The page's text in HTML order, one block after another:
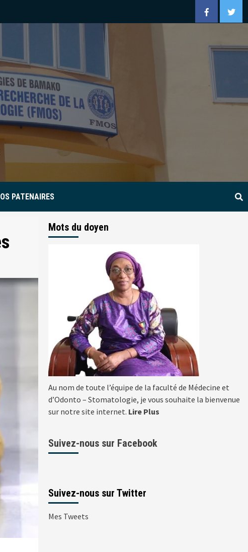
Facebook
PATENAIRES
Mots du doyen
Au nom de toute l’équipe de la faculté de Médecine et
d’Odonto – Stomatologie, je vous souhaite la bienvenue
sur notre site internet. Lire Plus
Suivez-nous sur Facebook
Suivez-nous sur Twitter
Mes Tweets